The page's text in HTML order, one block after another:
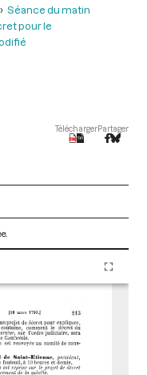
Séance du matin
pour le
TéléchargerPartager